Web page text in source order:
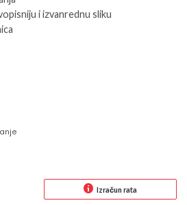
i izvanrednu sliku
Izračun rata